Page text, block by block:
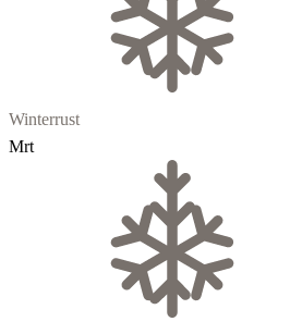
Winterrust
Mrt